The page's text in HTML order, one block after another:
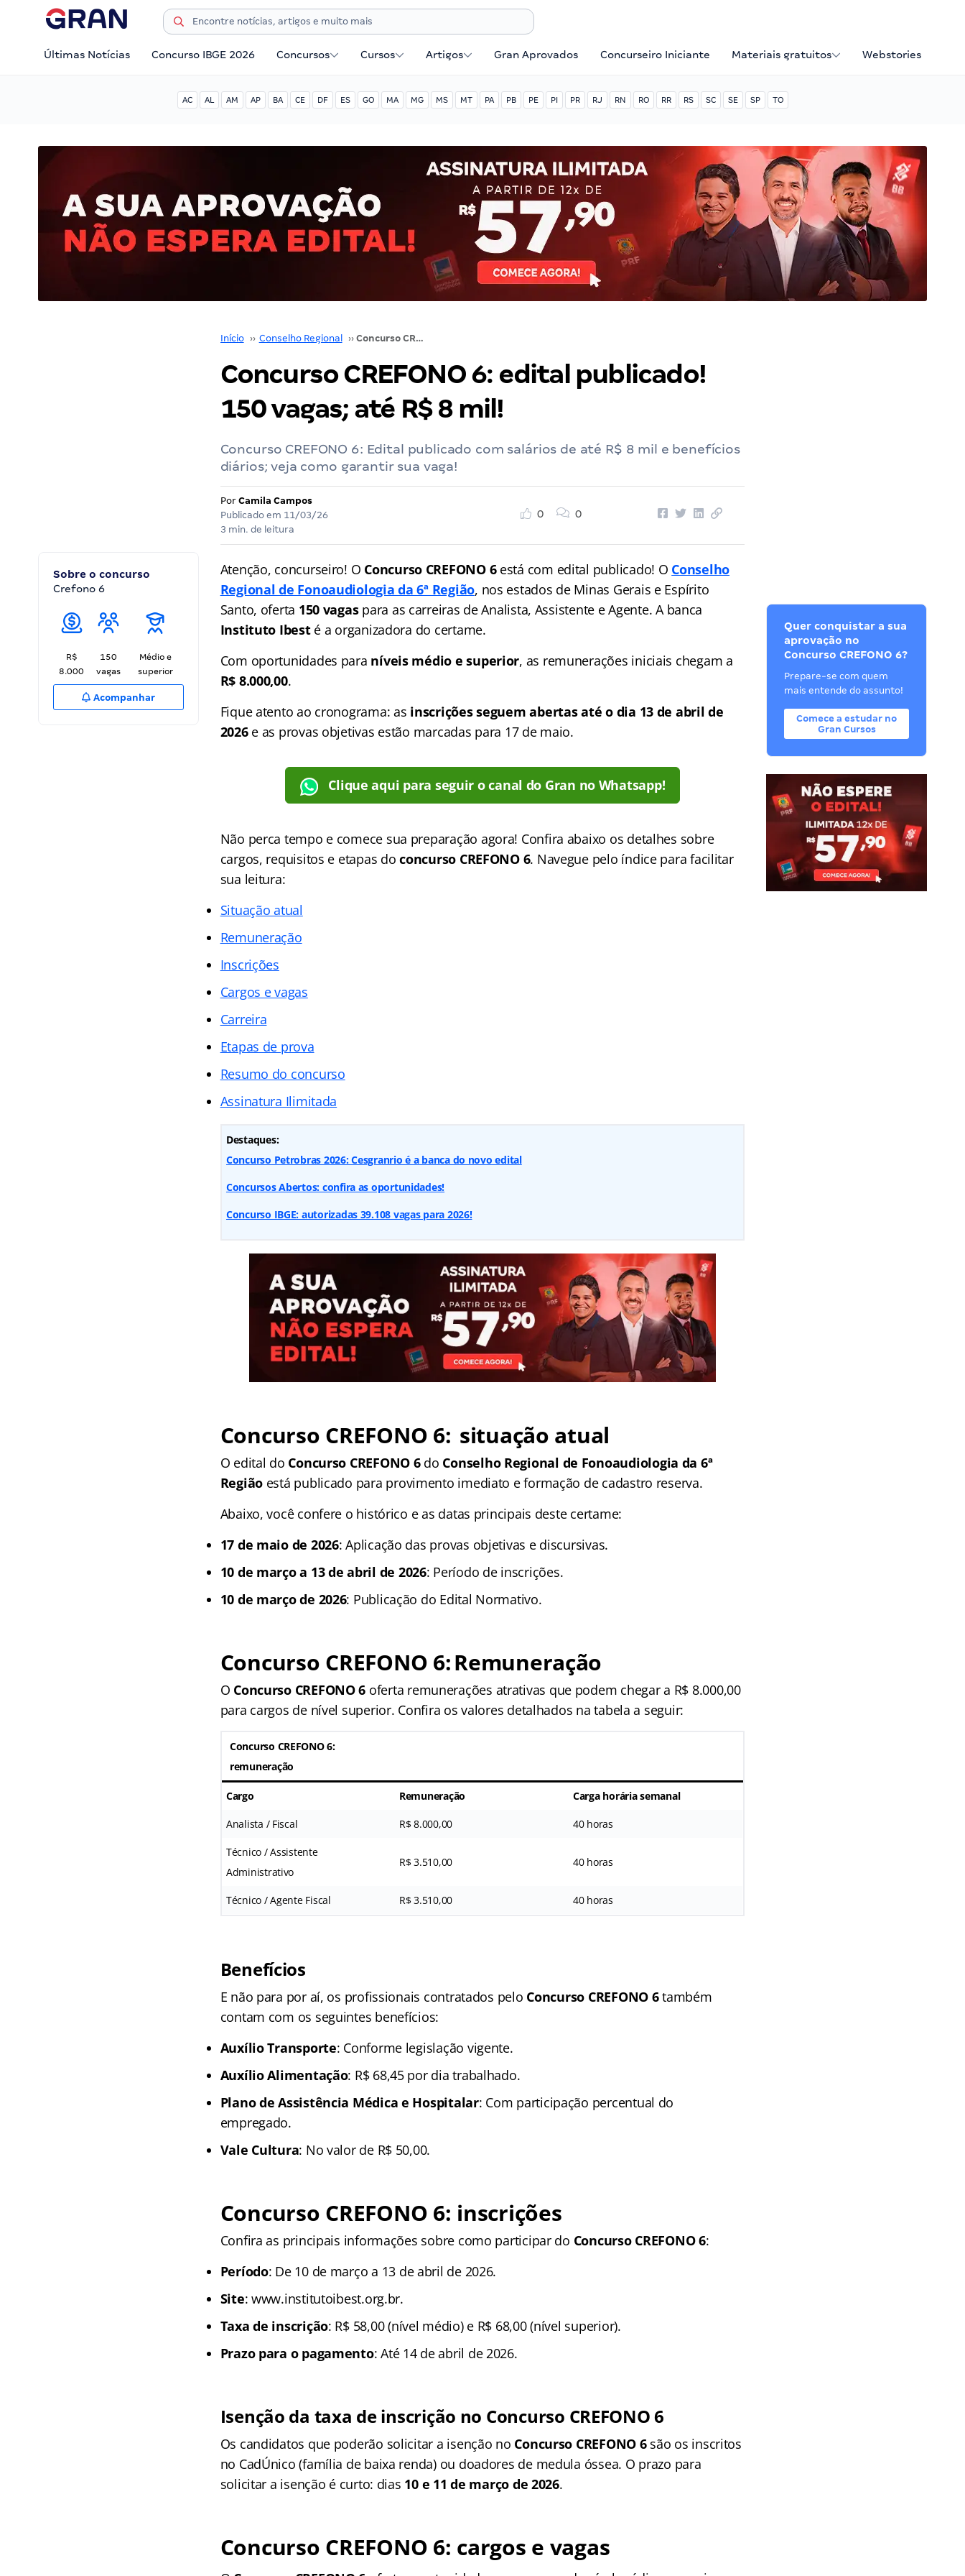
Últimas Notícias Concurso IBGE 2026 Concursos Cursos Artigos Gran Aprovados Concurseiro Iniciante Materiais gratuitos Webstories
AC AL AM AP BA CE DF ES GO MA MG MS MT PA PB PE PI PR RJ RN RO RR RS SC SE SP TO
Início ›› Conselho Regional ›› Concurso CREFONO 6: edital publicado! 150 vagas; até R$ 8 mil!
Concurso CREFONO 6: edital publicado!
150 vagas; até R$ 8 mil!
Concurso CREFONO 6: Edital publicado com salários de até R$ 8 mil e benefícios
diários; veja como garantir sua vaga!
Por Camila Campos
Publicado em 11/03/26
3 min. de leitura
0 0
Sobre o concurso
Crefono 6
R$
8.000
150
vagas
Médio e
superior
Acompanhar
Atenção, concurseiro! O Concurso CREFONO 6está com edital publicado! O Conselho
Regional de Fonoaudiologia da 6ª Região, nos estados de Minas Gerais e Espírito
Santo, oferta 150 vagas para as carreiras de Analista, Assistente e Agente. A banca
Instituto Ibesté a organizadora do certame.
Com oportunidades para níveis médio e superior, as remunerações iniciais chegam a
R$ 8.000,00.
Fique atento ao cronograma: as inscrições seguem abertas até o dia 13 de abril de
2026 e as provas objetivas estão marcadas para 17 de maio.
Clique aqui para seguir o canal do Gran no Whatsapp!
Não perca tempo e comece sua preparação agora! Confira abaixo os detalhes sobre
cargos, requisitos e etapas doconcurso CREFONO 6. Navegue pelo índice para facilitar
sua leitura:
Situação atual
Remuneração
Inscrições
Cargos e vagas
Carreira
Etapas de prova
Resumo do concurso
Assinatura Ilimitada
Destaques:
Concurso Petrobras 2026: Cesgranrio é a banca do novo edital
Concursos Abertos: confira as oportunidades!
Concurso IBGE: autorizadas 39.108 vagas para 2026!
Concurso CREFONO 6: situação atual
O edital do Concurso CREFONO 6do Conselho Regional de Fonoaudiologia da 6ª
Regiãoestá publicado para provimento imediato e formação de cadastro reserva.
Abaixo, você confere o histórico e as datas principais deste certame:
17 de maio de 2026: Aplicação das provas objetivas e discursivas.
10 de marçoa 13 de abril de 2026: Período de inscrições.
10 de março de 2026: Publicação do Edital Normativo.
Concurso CREFONO 6: Remuneração
O Concurso CREFONO 6 oferta remunerações atrativas que podem chegar a R$ 8.000,00
para cargos de nível superior. Confira os valores detalhados na tabela a seguir:
Concurso CREFONO 6:
remuneração
Cargo Remuneração Carga horária semanal
Analista / Fiscal R$ 8.000,00 40 horas
Técnico / Assistente
Administrativo
R$ 3.510,00 40 horas
Técnico / Agente Fiscal R$ 3.510,00 40 horas
Benefícios
E não para por aí, os profissionais contratados pelo Concurso CREFONO 6também
contam com os seguintes benefícios:
Auxílio Transporte: Conforme legislação vigente.
Auxílio Alimentação: R$ 68,45 por dia trabalhado.
Plano de Assistência Médica e Hospitalar: Com participação percentual do
empregado.
Vale Cultura: No valor de R$ 50,00.
Concurso CREFONO 6: inscrições
Confira as principais informações sobre como participar do Concurso CREFONO 6:
Período: De 10 de março a 13 de abril de 2026.
Site: www.institutoibest.org.br.
Taxa de inscrição: R$ 58,00 (nível médio) e R$ 68,00 (nível superior).
Prazo para o pagamento: Até 14 de abril de 2026.
Isenção da taxa de inscrição no Concurso CREFONO 6
Os candidatos que poderão solicitar a isenção no Concurso CREFONO 6são os inscritos
no CadÚnico (família de baixa renda) ou doadores de medula óssea. O prazo para
solicitar a isenção é curto: dias 10 e 11 de março de 2026.
Concurso CREFONO 6: cargos e vagas
Quer conquistar a sua
aprovação no
Concurso CREFONO 6?
Prepare-se com quem
mais entende do assunto!
Comece a estudar no
Gran Cursos